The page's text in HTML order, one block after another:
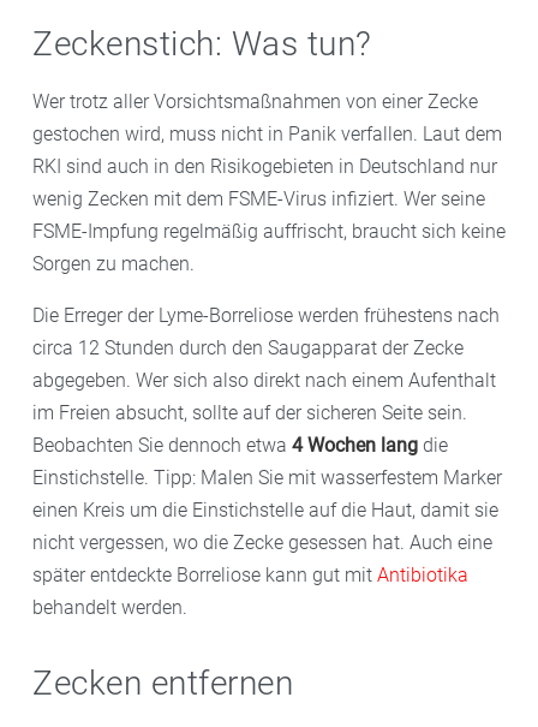
Zeckenstich: Was tun?
Wer trotz aller Vorsichtsmaßnahmen von einer Zecke
gestochen wird, muss nicht in Panik verfallen. Laut dem
RKI sind auch in den Risikogebieten in Deutschland nur
wenig Zecken mit dem FSME-Virus infiziert. Wer seine
FSME-Impfung regelmäßig auffrischt, braucht sich keine
Sorgen zu machen.
Die Erreger der Lyme-Borreliose werden frühestens nach
circa 12 Stunden durch den Saugapparat der Zecke
abgegeben. Wer sich also direkt nach einem Aufenthalt
im Freien absucht, sollte auf der sicheren Seite sein.
Beobachten Sie dennoch etwa 4 Wochen lang die
Einstichstelle. Tipp: Malen Sie mit wasserfestem Marker
einen Kreis um die Einstichstelle auf die Haut, damit sie
nicht vergessen, wo die Zecke gesessen hat. Auch eine
später entdeckte Borreliose kann gut mit Antibiotika
behandelt werden.
Zecken entfernen